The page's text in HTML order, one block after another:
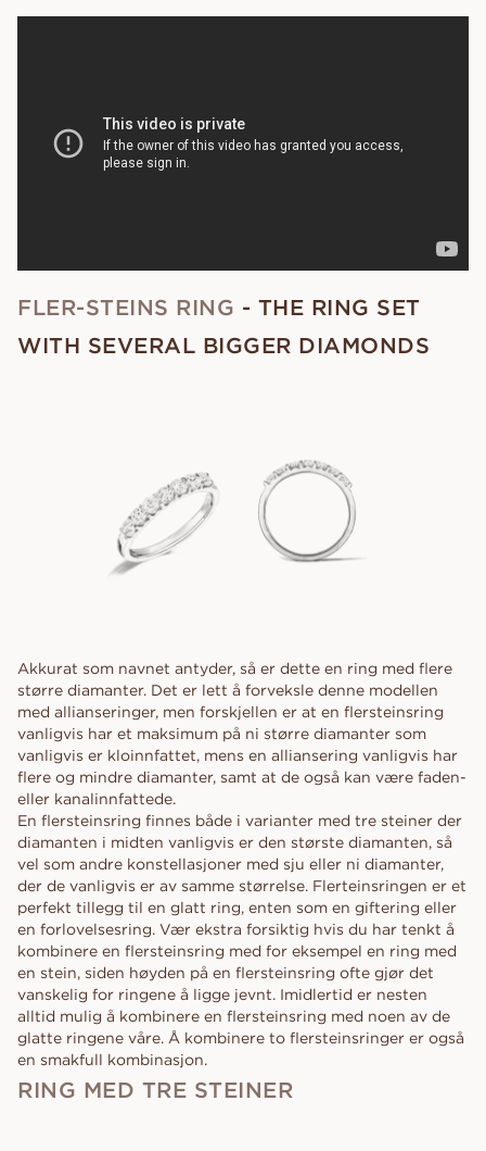
FLER-STEINS RING - THE RING SET
WITH SEVERAL BIGGER DIAMONDS
Akkurat som navnet antyder, så er dette en ring med flere
større diamanter. Det er lett å forveksle denne modellen
med allianseringer, men forskjellen er at en flersteinsring
vanligvis har et maksimum på ni større diamanter som
vanligvis er kloinnfattet, mens en alliansering vanligvis har
flere og mindre diamanter, samt at de også kan være faden-
eller kanalinnfattede.
En flersteinsring finnes både i varianter med tre steiner der
diamanten i midten vanligvis er den største diamanten, så
vel som andre konstellasjoner med sju eller ni diamanter,
der de vanligvis er av samme størrelse. Flerteinsringen er et
perfekt tillegg til en glatt ring, enten som en giftering eller
en forlovelsesring. Vær ekstra forsiktig hvis du har tenkt å
kombinere en flersteinsring med for eksempel en ring med
en stein, siden høyden på en flersteinsring ofte gjør det
vanskelig for ringene å ligge jevnt. Imidlertid er nesten
alltid mulig å kombinere en flersteinsring med noen av de
glatte ringene våre. Å kombinere to flersteinsringer er også
en smakfull kombinasjon.
RING MED TRE STEINER